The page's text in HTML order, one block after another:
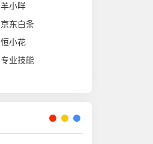
羊小咩
京东白条
恒小花
专业技能